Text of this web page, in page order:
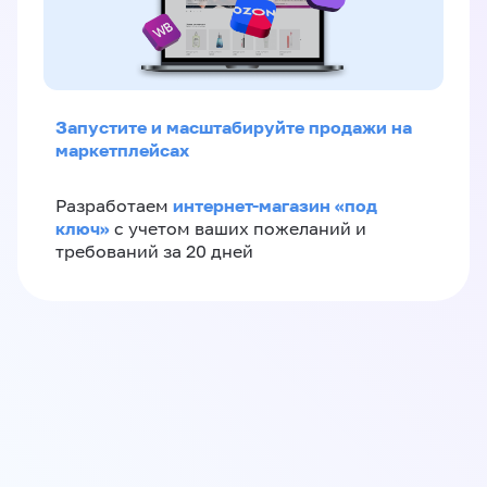
Запустите и масштабируйте продажи на
маркетплейсах
Разработаем интернет-магазин «‎под
ключ»‎ с учетом ваших пожеланий и
требований за 20 дней